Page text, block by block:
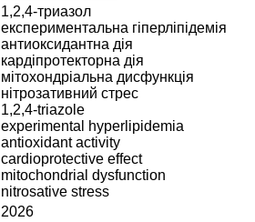
1,2,4-триазол
експериментальна гіперліпідемія
антиоксидантна дія
кардіпротекторна дія
мітохондріальна дисфункція
нітрозативний стрес
1,2,4-triazole
experimental hyperlipidemia
antioxidant activity
cardioprotective effect
mitochondrial dysfunction
nitrosative stress
2026